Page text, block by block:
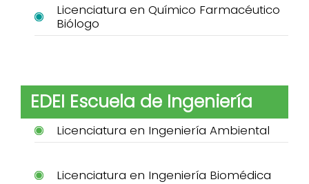
Licenciatura en Químico Farmacéutico
Biólogo
EDEI Escuela de Ingeniería
Licenciatura en Ingeniería Ambiental
Licenciatura en Ingeniería Biomédica